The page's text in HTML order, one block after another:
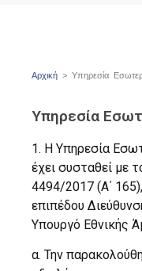
Αρχική > Υπηρεσία
Υπηρεσία
1. Η Υπηρεσία
έχει συσταθεί με
4494/2017 (Α΄
επιπέδου
Υπουργό Εθνικής
α. Την